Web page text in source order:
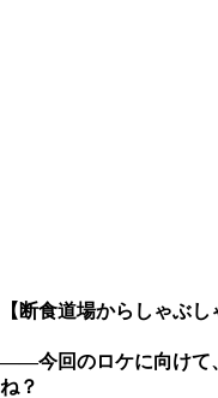
【断食道場からしゃぶし
――今回のロケに向けて
ね？